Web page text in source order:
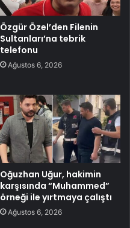
Özgür Özel’den Filenin
Sultanları’na tebrik
telefonu
Ağustos 6, 2026
Oğuzhan Uğur, hakimin
karşısında “Muhammed”
örneği ile yırtmaya çalıştı
Ağustos 6, 2026